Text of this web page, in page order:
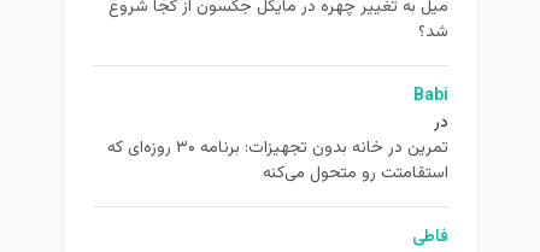
ميل به تغيير چهره در مایکل جکسون از كجا شروع
شد؟
Babi
در
تمرین در خانه بدون تجهیزات: برنامه ۳۰ روزه‌ای که
استقامتت رو متحول می‌کنه
فاطی